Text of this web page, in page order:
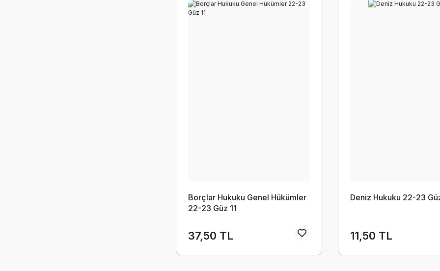
Borçlar Hukuku Genel Hükümler
22-23 Güz 11
37,50 TL
Deniz Hukuku 22-23
11,50 TL